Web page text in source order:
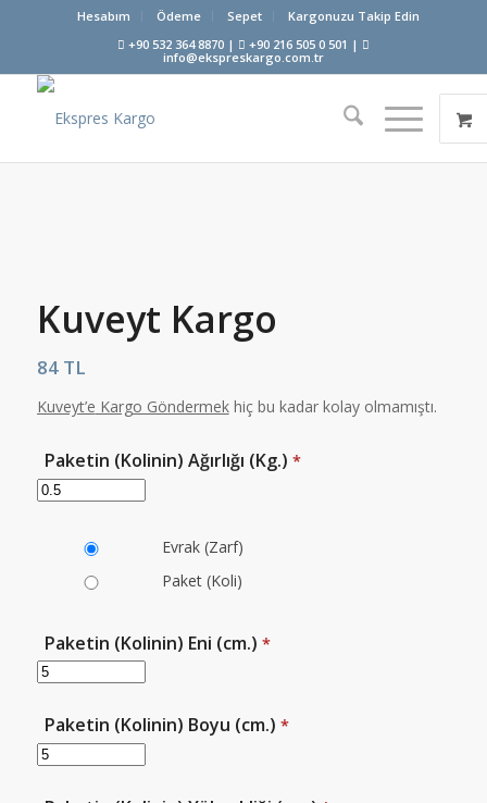
Hesabım Ödeme Sepet
Kargonuzu Takip Edin
+90 532 364 8870 |
+90 216 505 0 501 |
info@ekspreskargo.com.tr
Kuveyt Kargo
84 TL
Kuveyt’e Kargo Göndermekhiç bu kadar kolay olmamıştı.
Paketin (Kolinin) Ağırlığı (Kg.)*
Evrak (Zarf)
Paket (Koli)
Paketin (Kolinin) Eni (cm.)*
Paketin (Kolinin) Boyu (cm.)*